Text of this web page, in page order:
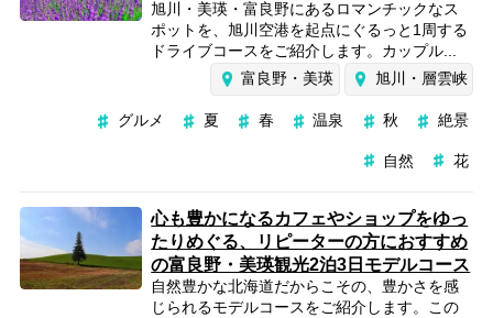
旭川・美瑛・富良野にあるロマンチックなス
ポットを、旭川空港を起点にぐるっと1周する
ドライブコースをご紹介します。カップル...
富良野・美瑛
旭川・層雲峡
グルメ 夏 春 温泉 秋 絶景
自然 花
心も豊かになるカフェやショップをゆっ
たりめぐる、リピーターの方におすすめ
の富良野・美瑛観光2泊3日モデルコース
自然豊かな北海道だからこその、豊かさを感
じられるモデルコースをご紹介します。この